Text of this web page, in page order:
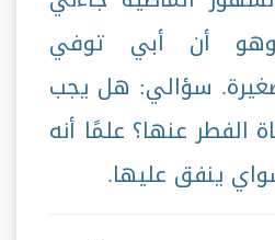
أن أبي توفي
سؤالي: هل يجب
الفطر عنها؟ علمًا أنه
ينفق عليها.